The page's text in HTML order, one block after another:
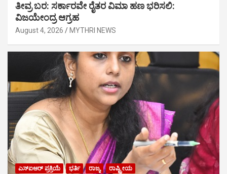
ತೀವ್ರ ಬರ: ಸರ್ಕಾರವೇ ರೈತರ ವಿಮಾ ಹಣ ಭರಿಸಲಿ:
ವಿಜಯೇಂದ್ರ ಆಗ್ರಹ
August 4, 2026 MYTHRI NEWS
ಎಸ್‍ಐಆರ್ ಪ್ರಕ್ರಿಯೆ ಭರ್ತಿ ರಾಜ್ಯ ರಾಷ್ಟ್ರೀಯ